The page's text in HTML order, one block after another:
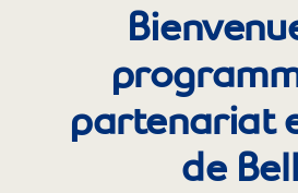
partenariat
de